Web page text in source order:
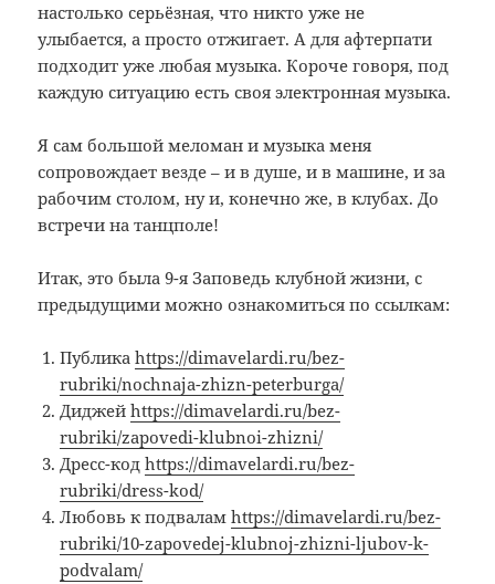
настолько серьёзная, что никто уже не
улыбается, а просто отжигает. А для афтерпати
подходит уже любая музыка. Короче говоря, под
каждую ситуацию есть своя электронная музыка.
Я сам большой меломан и музыка меня
сопровождает везде – и в душе, и в машине, и за
рабочим столом, ну и, конечно же, в клубах. До
встречи на танцполе!
Итак, это была 9-я Заповедь клубной жизни, с
предыдущими можно ознакомиться по ссылкам:
Публикаhttps://dimavelardi.ru/bez-
rubriki/nochnaja-zhizn-peterburga/
Диджейhttps://dimavelardi.ru/bez-
rubriki/zapovedi-klubnoi-zhizni/
Дресс-кодhttps://dimavelardi.ru/bez-
rubriki/dress-kod/
Любовь к подваламhttps://dimavelardi.ru/bez-
rubriki/10-zapovedej-klubnoj-zhizni-ljubov-k-
podvalam/